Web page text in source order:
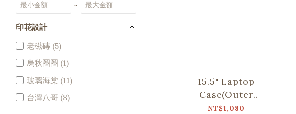
~
印花設計
老磁磚 (5)
烏秋圈圈 (1)
玻璃海棠 (11)
台灣八哥 (8)
15.5" Laptop
Case(Outer
Pocket)/Mountain
NT$1,080